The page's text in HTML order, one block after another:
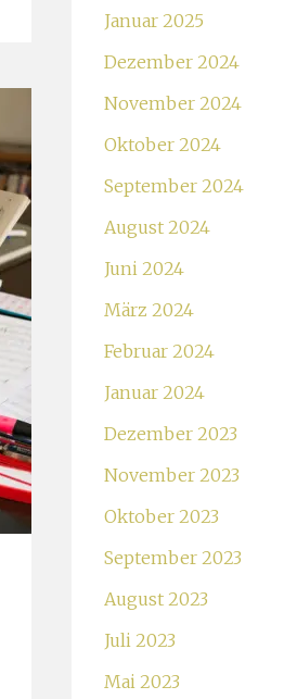
Januar 2025
Dezember 2024
November 2024
Oktober 2024
September 2024
August 2024
Juni 2024
März 2024
Februar 2024
Januar 2024
Dezember 2023
November 2023
Oktober 2023
September 2023
August 2023
Juli 2023
Mai 2023